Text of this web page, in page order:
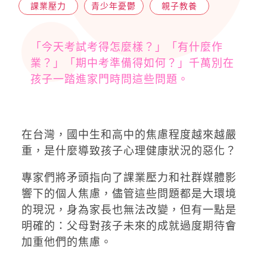
課業壓力 青少年憂鬱 親子教養
「今天考試考得怎麼樣？」「有什麼作
業？」「期中考準備得如何？」千萬別在
孩子一踏進家門時問這些問題。
在台灣，國中生和高中的焦慮程度越來越嚴
重，是什麼導致孩子心理健康狀況的惡化？
專家們將矛頭指向了課業壓力和社群媒體影
響下的個人焦慮，儘管這些問題都是大環境
的現況，身為家長也無法改變，但有一點是
明確的：父母對孩子未來的成就過度期待會
加重他們的焦慮。